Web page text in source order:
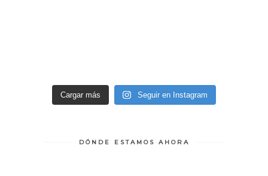
Cargar más Seguir en Instagram
DÓNDE ESTAMOS AHORA